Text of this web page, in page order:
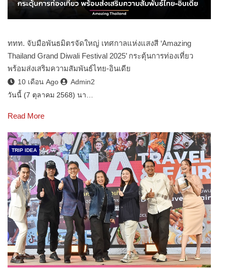
ททท. จับมือพันธมิตรจัดใหญ่ เทศกาลแห่งแสงสี ‘Amazing
Thailand Grand Diwali Festival 2025’ กระตุ้นการท่องเที่ยว
พร้อมส่งเสริมความสัมพันธ์ไทย-อินเดีย
10 เดือน Ago
Admin2
วันนี้ (7 ตุลาคม 2568) นา…
Read More
TRIP IDEA